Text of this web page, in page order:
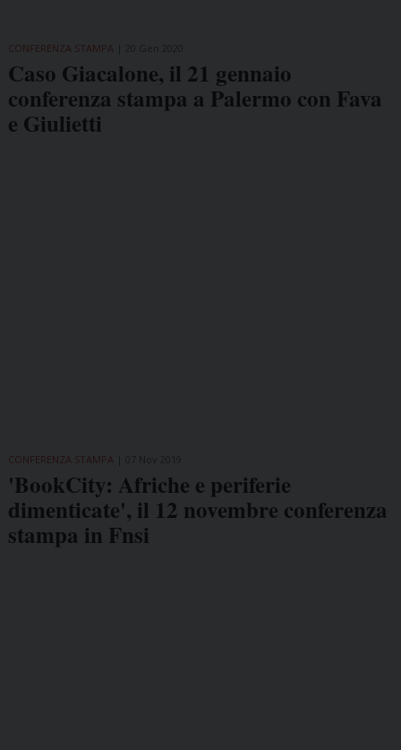
CONFERENZA STAMPA
Caso Giacalone, il 21 gennaio
conferenza stampa a Palermo con Fava
e Giulietti
CONFERENZA STAMPA
'BookCity: Afriche e periferie
dimenticate', il 12 novembre conferenza
stampa in Fnsi